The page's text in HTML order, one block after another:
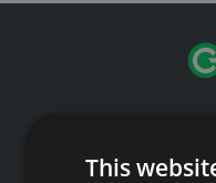
This